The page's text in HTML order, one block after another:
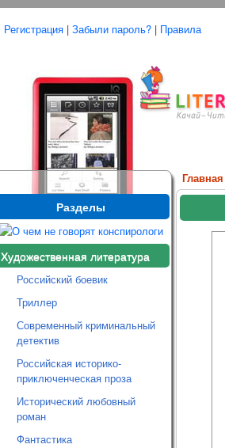
Регистрация| Забыли пароль?| Правила
Разделы
Художественная литература
Российский боевик
Триллер
Современный криминальный
детектив
Российская историко-
приключенческая проза
Исторический любовный
роман
Фантастика
Главная